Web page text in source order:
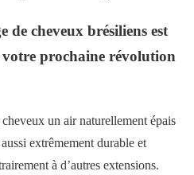
de cheveux brésiliens est
prochaine révolution
un air naturellement épais
extrêmement durable et
à d’autres extensions.